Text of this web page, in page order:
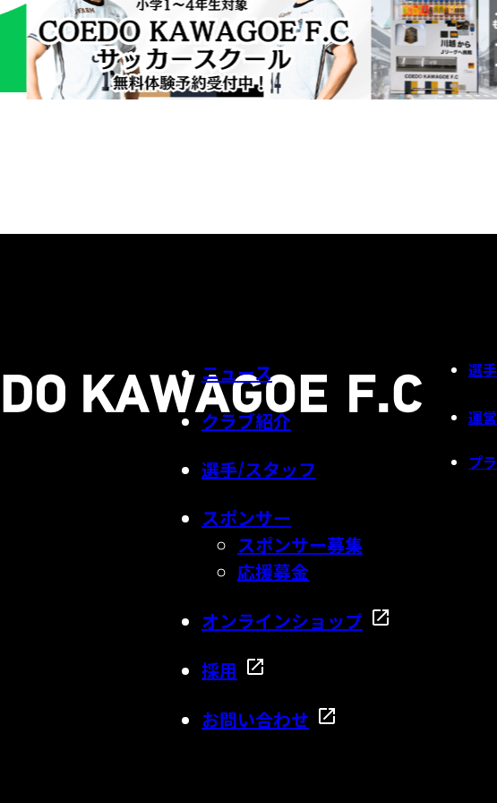
ニュース
クラブ紹介
選手/スタッフ
スポンサー
スポンサー募集
応援募金
オンラインショップ
採用
お問い合わせ
選
運
プ